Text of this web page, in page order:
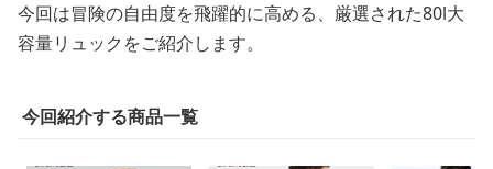
今回は冒険の自由度を飛躍的に高める、厳選された80l大
容量リュックをご紹介します。
今回紹介する商品一覧